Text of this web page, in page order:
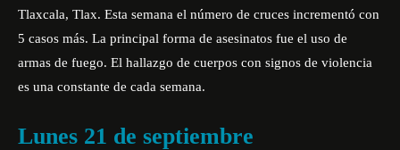
Tlaxcala, Tlax. Esta semana el número de cruces incrementó con
5 casos más. La principal forma de asesinatos fue el uso de
armas de fuego. El hallazgo de cuerpos con signos de violencia
es una constante de cada semana.
Lunes 21 de septiembre